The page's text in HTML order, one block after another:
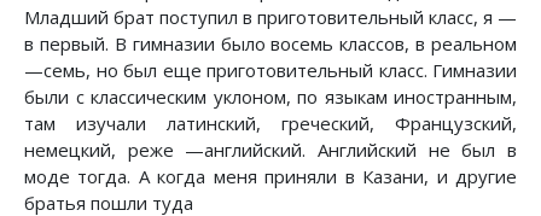
Младший брат поступил в приготовительный класс, я —
в первый. В гимназии было восемь классов, в реальном
—семь, но был еще приготовительный класс. Гимназии
были с классическим уклоном, по языкам иностранным,
там изучали латинский, греческий, Французский,
немецкий, реже —английский. Английский не был в
моде тогда. А когда меня приняли в Казани, и другие
братья пошли туда